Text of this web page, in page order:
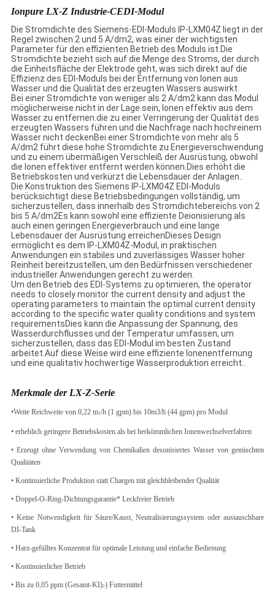
Ionpure LX-Z Industrie-CEDI-Modul
Die Stromdichte des Siemens-EDI-Moduls IP-LXM04Z liegt in der
Regel zwischen 2 und 5 A/dm2, was einer der wichtigsten
Parameter für den effizienten Betrieb des Moduls ist.Die
Stromdichte bezieht sich auf die Menge des Stroms, der durch
die Einheitsfläche der Elektrode geht, was sich direkt auf die
Effizienz des EDI-Moduls bei der Entfernung von Ionen aus
Wasser und die Qualität des erzeugten Wassers auswirkt.
Bei einer Stromdichte von weniger als 2 A/dm2 kann das Modul
möglicherweise nicht in der Lage sein, Ionen effektiv aus dem
Wasser zu entfernen.die zu einer Verringerung der Qualität des
erzeugten Wassers führen und die Nachfrage nach hochreinem
Wasser nicht deckenBei einer Stromdichte von mehr als 5
A/dm2 führt diese hohe Stromdichte zu Energieverschwendung
und zu einem übermäßigen Verschleiß der Ausrüstung, obwohl
die Ionen effektiver entfernt werden können.Dies erhöht die
Betriebskosten und verkürzt die Lebensdauer der Anlagen..
Die Konstruktion des Siemens IP-LXM04Z EDI-Moduls
berücksichtigt diese Betriebsbedingungen vollständig, um
sicherzustellen, dass innerhalb des Stromdichtebereichs von 2
bis 5 A/dm2Es kann sowohl eine effiziente Deionisierung als
auch einen geringen Energieverbrauch und eine lange
Lebensdauer der Ausrüstung erreichenDieses Design
ermöglicht es dem IP-LXM04Z-Modul, in praktischen
Anwendungen ein stabiles und zuverlässiges Wasser hoher
Reinheit bereitzustellen, um den Bedürfnissen verschiedener
industrieller Anwendungen gerecht zu werden.
Um den Betrieb des EDI-Systems zu optimieren, the operator
needs to closely monitor the current density and adjust the
operating parameters to maintain the optimal current density
according to the specific water quality conditions and system
requirementsDies kann die Anpassung der Spannung, des
Wasserdurchflusses und der Temperatur umfassen, um
sicherzustellen, dass das EDI-Modul im besten Zustand
arbeitet.Auf diese Weise wird eine effiziente Ionenentfernung
und eine qualitativ hochwertige Wasserproduktion erreicht..
Merkmale der LX-Z-Serie
•Weite Reichweite von 0,22 m3/h (1 gpm) bis 10m3/h (44 gpm) pro Modul
• erheblich geringere Betriebskosten als bei herkömmlichen Ionenwechselverfahren
• Erzeugt ohne Verwendung von Chemikalien desonisiertes Wasser von gemischten
Qualitäten
• Kontinuierliche Produktion statt Chargen mit gleichbleibender Qualität
• Doppel-O-Ring-Dichtungsgarantie* Leckfreier Betrieb
• Keine Notwendigkeit für Säure/Kaust, Neutralisierungssystem oder austauschbare
DI-Tank
• Harz-gefülltes Konzentrat für optimale Leistung und einfache Bedienung
• Kontinuierlicher Betrieb
• Bis zu 0,05 ppm (Gesamt-KI)2) Futtermittel